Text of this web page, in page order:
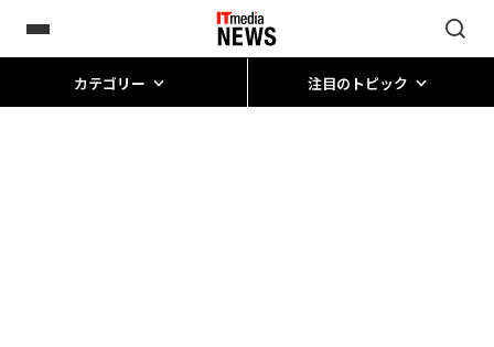
カテゴリー 注目のトピック